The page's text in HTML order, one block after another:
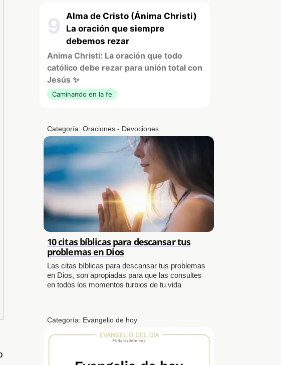
9
Alma de Cristo (Ánima Christi)
La oración que siempre
debemos rezar
Anima Christi: La oración que todo
católico debe rezar para unión total con
Jesús ✨
Caminando en la fe
Categoría: Oraciones - Devociones
10 citas bíblicas para descansar tus
problemas en Dios
Las citas bíblicas para descansar tus problemas
en Dios, son apropiadas para que las consultes
en todos los momentos turbios de tu vida
Categoría: Evangelio de hoy